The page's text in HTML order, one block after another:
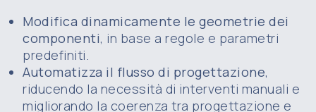
Modifica dinamicamente le geometrie dei
componenti, in base a regole e parametri
predefiniti.
Automatizza il flusso di progettazione,
riducendo la necessità di interventi manuali e
migliorando la coerenza tra progettazione e